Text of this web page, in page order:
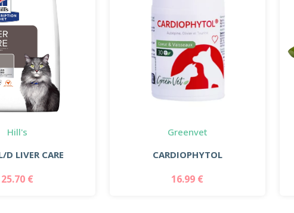
Hill's
D LIVER CARE
25.70 €
Greenvet
CARDIOPHYTOL
16.99 €